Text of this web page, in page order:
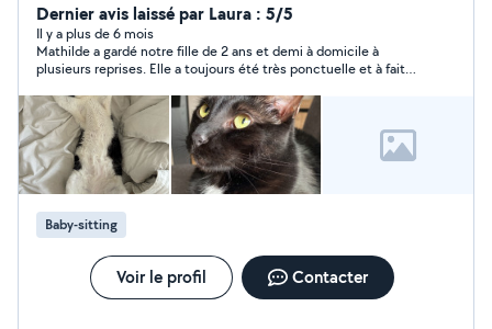
J'ai un contact très facile avec les enfants, que j'adore.
Je suis en première année de classe préparatoire, je
peux donc faire l'aide aux devoirs sans difficulté. Je suis
aussi véhiculée, je pourrai donc facilement me déplacer
à domicile. Je suis aussi disponible pour garder vos
animaux! j'ai moi même deux chats et ai donc un
contact très facile avec eux depuis petite. Je reste à
votre disposition pour plus de renseignements!
Dernier avis laissé par Laura : 5/5
Il y a plus de 6 mois
Mathilde a gardé notre fille de 2 ans et demi à domicile à
plusieurs reprises. Elle a toujours été très ponctuelle et à fait
fortement et je ne manquerai pas de refaire appel à son
service!
Baby-sitting
Voir le profil Contacter